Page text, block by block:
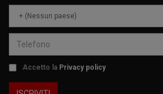
Accetto la Privacy policy